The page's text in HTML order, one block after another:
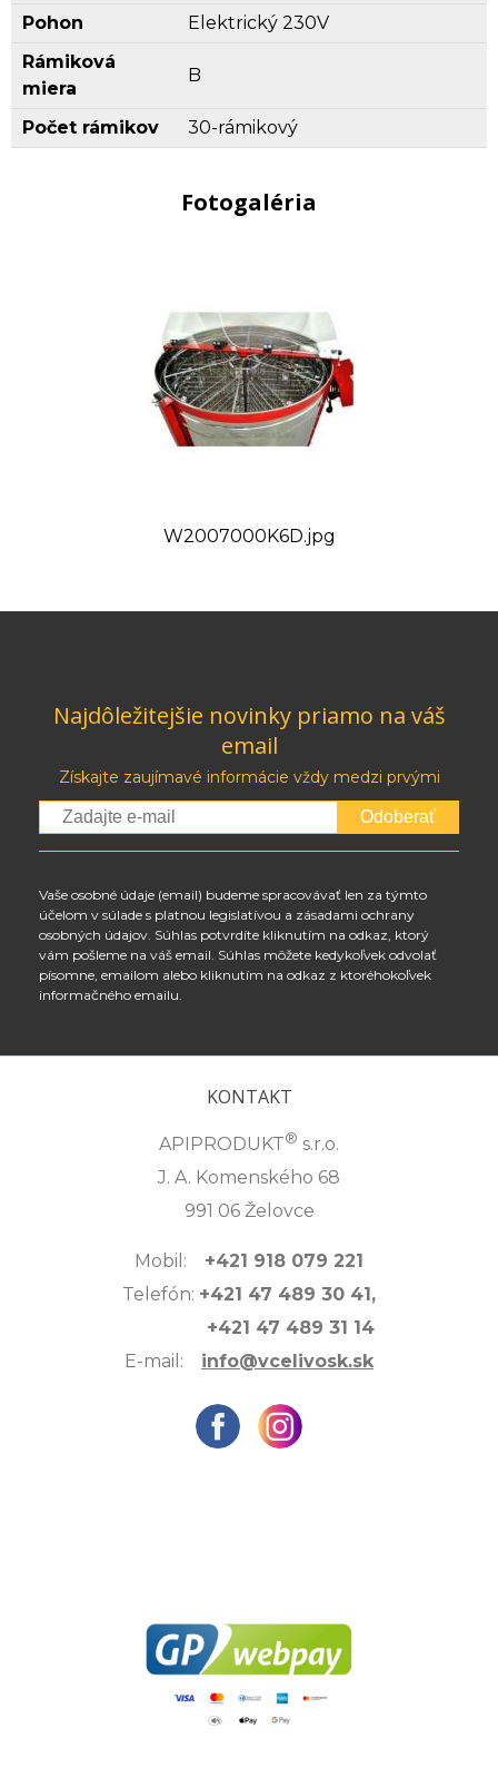
Pohon
Elektrický 230V
Rámiková
miera
B
Počet rámikov 30-rámikový
Fotogaléria
W2007000K6D.jpg
Najdôležitejšie novinky priamo na váš
email
Získajte zaujímavé informácie vždy medzi prvými
Odoberať
Vaše osobné údaje (email) budeme spracovávať len za týmto
účelom v súlade s platnou legislatívou a zásadami ochrany
osobných údajov. Súhlas potvrdíte kliknutím na odkaz, ktorý
vám pošleme na váš email. Súhlas môžete kedykoľvek odvolať
písomne, emailom alebo kliknutím na odkaz z ktoréhokoľvek
informačného emailu.
KONTAKT
APIPRODUKT® s.r.o.
J. A. Komenského 68
991 06 Želovce
Mobil: +421 918 079 221
Telefón: +421 47 489 30 41,
+421 47 489 31 14
E-mail: info@vcelivosk.sk